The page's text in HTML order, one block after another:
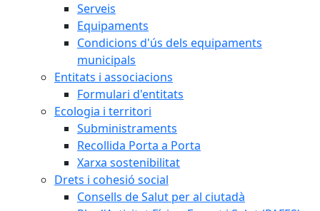
Serveis
Equipaments
Condicions d'ús dels equipaments
municipals
Entitats i associacions
Formulari d'entitats
Ecologia i territori
Subministraments
Recollida Porta a Porta
Xarxa sostenibilitat
Drets i cohesió social
Consells de Salut per al ciutadà